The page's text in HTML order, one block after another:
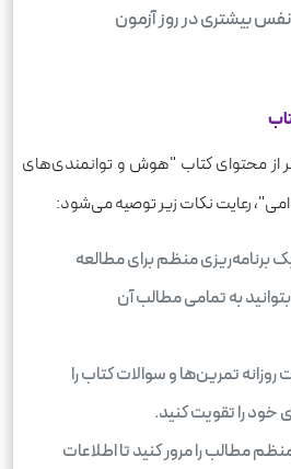
بیشتری در روز آزمون
از محتوای کتاب "هوش و توانمندی‌های
رعایت نکات زیر توصیه می‌شود:
برنامه‌ریزی منظم برای مطالعه
به تمامی مطالب آن
روزانه تمرین‌ها و سوالات کتاب را
خود را تقویت کنید.
مطالب را مرور کنید تا اطلاعات